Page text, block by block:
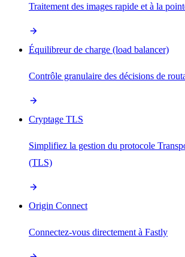
Traitement des images rapide et à la
Équilibreur de charge (load balancer)
Contrôle granulaire des décisions de
Cryptage TLS
Simplifiez la gestion du protocole
(TLS)
Origin Connect
Connectez-vous directement à Fastly